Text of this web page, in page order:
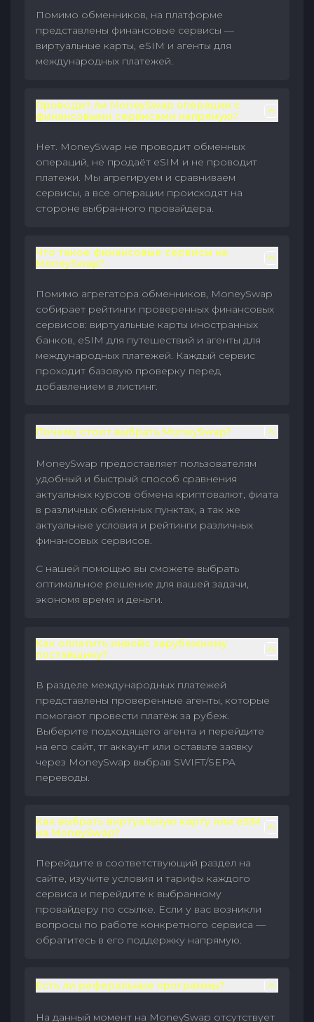
Помимо обменников, на платформе
представлены финансовые сервисы —
виртуальные карты, eSIM и агенты для
международных платежей.
Проводит ли MoneySwap операции с
финансовыми сервисами напрямую?
Нет. MoneySwap не проводит обменных
операций, не продаёт eSIM и не проводит
платежи. Мы агрегируем и сравниваем
сервисы, а все операции происходят на
стороне выбранного провайдера.
Что такое финансовые сервисы на
MoneySwap?
Помимо агрегатора обменников, MoneySwap
собирает рейтинги проверенных финансовых
сервисов: виртуальные карты иностранных
банков, eSIM для путешествий и агенты для
международных платежей. Каждый сервис
проходит базовую проверку перед
добавлением в листинг.
Почему стоит выбрать MoneySwap?
MoneySwap предоставляет пользователям
удобный и быстрый способ сравнения
актуальных курсов обмена криптовалют, фиата
в различных обменных пунктах, а так же
актуальные условия и рейтинги различных
финансовых сервисов.
С нашей помощью вы сможете выбрать
оптимальное решение для вашей задачи,
экономя время и деньги.
Как оплатить инвойс зарубежному
поставщику?
В разделе международных платежей
представлены проверенные агенты, которые
помогают провести платёж за рубеж.
Выберите подходящего агента и перейдите
на его сайт, тг аккаунт или оставьте заявку
через MoneySwap выбрав SWIFT/SEPA
переводы.
Как выбрать виртуальную карту или eSIM
на MoneySwap?
Перейдите в соответствующий раздел на
сайте, изучите условия и тарифы каждого
сервиса и перейдите к выбранному
провайдеру по ссылке. Если у вас возникли
вопросы по работе конкретного сервиса —
обратитесь в его поддержку напрямую.
Есть ли реферальные программы?
На данный момент на MoneySwap отсутствует